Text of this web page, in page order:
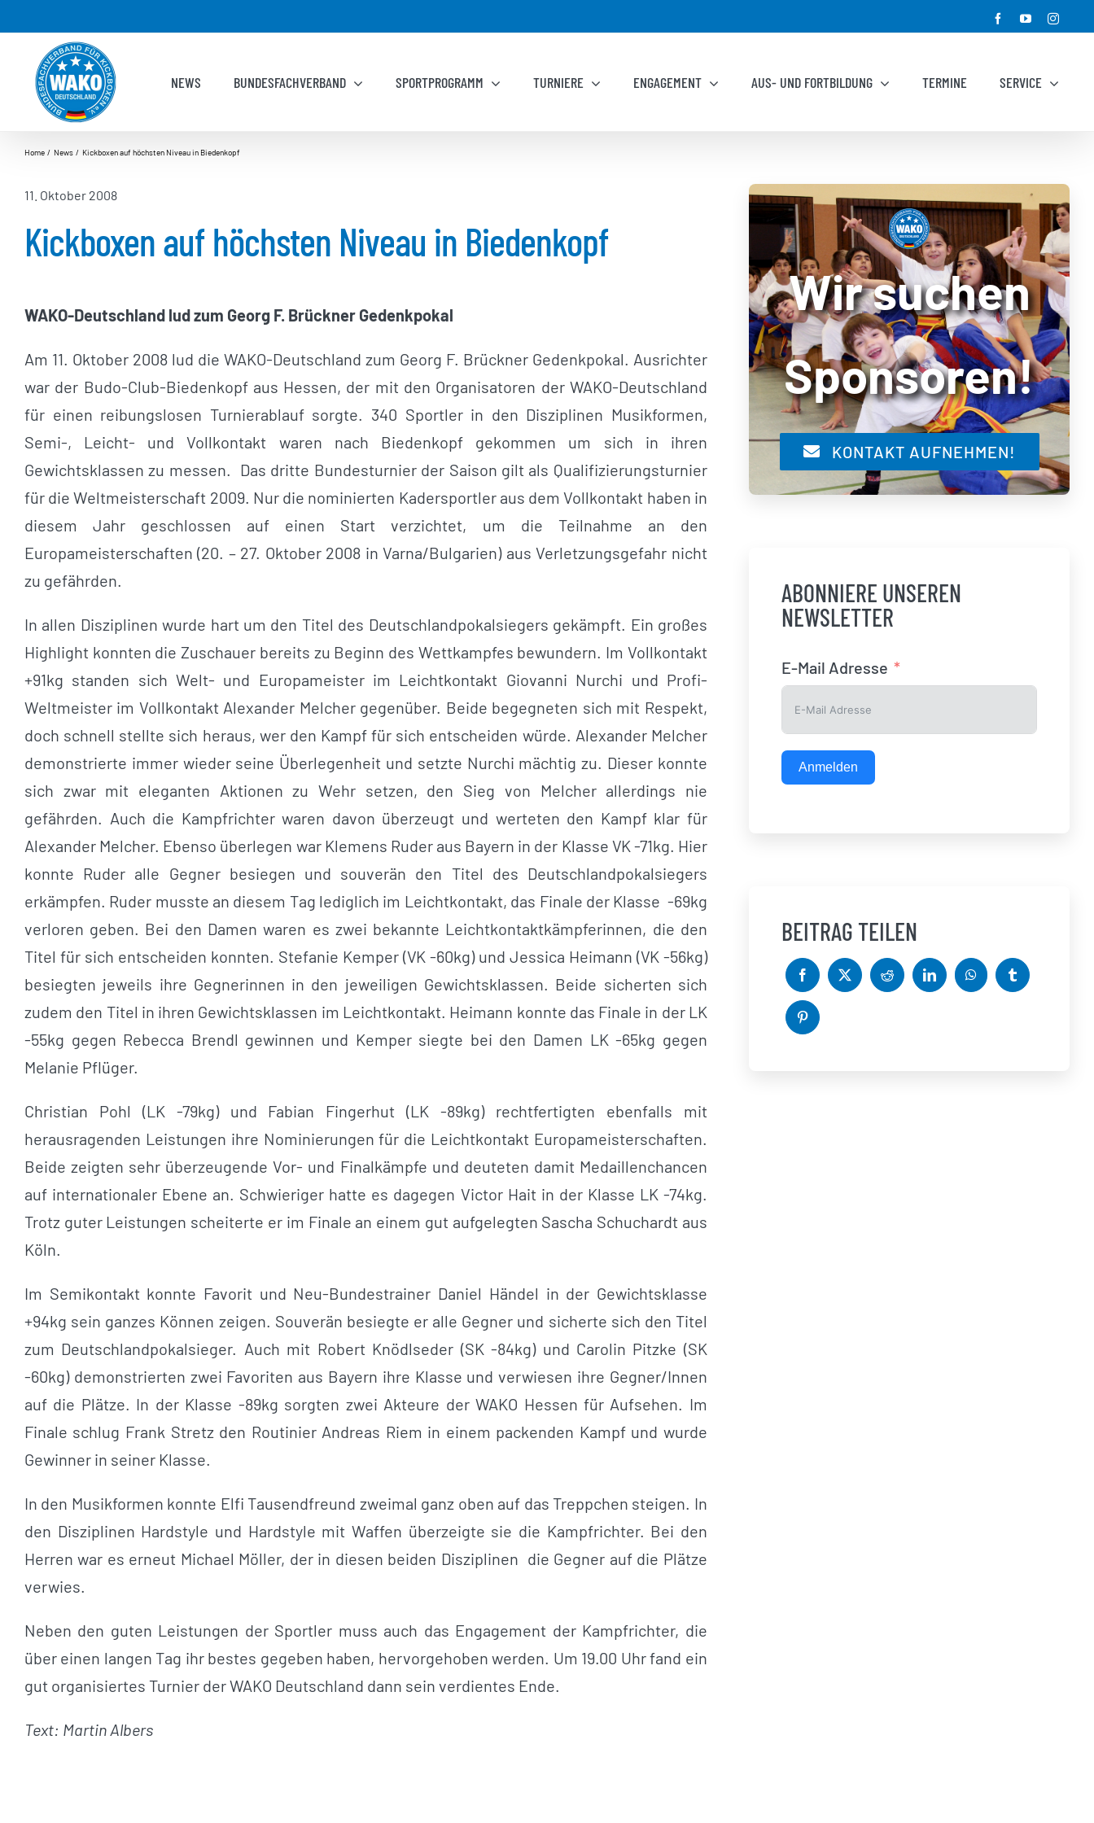
springen
FacebookYouTube
NEWS BUNDESFACHVERBAND SPORTPROGRAMM TURNIERE ENGAGEMENT AUS- UND FORTBILDUNG TERMINE SERVICE
Home News Kickboxen auf höchsten Niveau in Biedenkopf
11. Oktober 2008
Kickboxen auf höchsten Niveau in Biedenkopf
WAKO-Deutschland lud zum Georg F. Brückner Gedenkpokal
Am 11. Oktober 2008 lud die WAKO-Deutschland zum Georg F. Brückner Gedenkpokal. Ausrichter
war der Budo-Club-Biedenkopf aus Hessen, der mit den Organisatoren der WAKO-Deutschland
für einen reibungslosen Turnierablauf sorgte. 340 Sportler in den Disziplinen Musikformen,
Semi-, Leicht- und Vollkontakt waren nach Biedenkopf gekommen um sich in ihren
Gewichtsklassen zu messen. Das dritte Bundesturnier der Saison gilt als Qualifizierungsturnier
für die Weltmeisterschaft 2009. Nur die nominierten Kadersportler aus dem Vollkontakt haben in
diesem Jahr geschlossen auf einen Start verzichtet, um die Teilnahme an den
Europameisterschaften (20. – 27. Oktober 2008 in Varna/Bulgarien) aus Verletzungsgefahr nicht
zu gefährden.
In allen Disziplinen wurde hart um den Titel des Deutschlandpokalsiegers gekämpft. Ein großes
Highlight konnten die Zuschauer bereits zu Beginn des Wettkampfes bewundern. Im Vollkontakt
+91kg standen sich Welt- und Europameister im Leichtkontakt Giovanni Nurchi und Profi-
Weltmeister im Vollkontakt Alexander Melcher gegenüber. Beide begegneten sich mit Respekt,
doch schnell stellte sich heraus, wer den Kampf für sich entscheiden würde. Alexander Melcher
demonstrierte immer wieder seine Überlegenheit und setzte Nurchi mächtig zu. Dieser konnte
sich zwar mit eleganten Aktionen zu Wehr setzen, den Sieg von Melcher allerdings nie
gefährden. Auch die Kampfrichter waren davon überzeugt und werteten den Kampf klar für
Alexander Melcher. Ebenso überlegen war Klemens Ruder aus Bayern in der Klasse VK -71kg. Hier
konnte Ruder alle Gegner besiegen und souverän den Titel des Deutschlandpokalsiegers
erkämpfen. Ruder musste an diesem Tag lediglich im Leichtkontakt, das Finale der Klasse -69kg
verloren geben. Bei den Damen waren es zwei bekannte Leichtkontaktkämpferinnen, die den
Titel für sich entscheiden konnten. Stefanie Kemper (VK -60kg) und Jessica Heimann (VK -56kg)
besiegten jeweils ihre Gegnerinnen in den jeweiligen Gewichtsklassen. Beide sicherten sich
zudem den Titel in ihren Gewichtsklassen im Leichtkontakt. Heimann konnte das Finale in der LK
-55kg gegen Rebecca Brendl gewinnen und Kemper siegte bei den Damen LK -65kg gegen
Melanie Pflüger.
Christian Pohl (LK -79kg) und Fabian Fingerhut (LK -89kg) rechtfertigten ebenfalls mit
herausragenden Leistungen ihre Nominierungen für die Leichtkontakt Europameisterschaften.
Beide zeigten sehr überzeugende Vor- und Finalkämpfe und deuteten damit Medaillenchancen
auf internationaler Ebene an. Schwieriger hatte es dagegen Victor Hait in der Klasse LK -74kg.
Trotz guter Leistungen scheiterte er im Finale an einem gut aufgelegten Sascha Schuchardt aus
Köln.
Im Semikontakt konnte Favorit und Neu-Bundestrainer Daniel Händel in der Gewichtsklasse
+94kg sein ganzes Können zeigen. Souverän besiegte er alle Gegner und sicherte sich den Titel
zum Deutschlandpokalsieger. Auch mit Robert Knödlseder (SK -84kg) und Carolin Pitzke (SK
-60kg) demonstrierten zwei Favoriten aus Bayern ihre Klasse und verwiesen ihre Gegner/Innen
auf die Plätze. In der Klasse -89kg sorgten zwei Akteure der WAKO Hessen für Aufsehen. Im
Finale schlug Frank Stretz den Routinier Andreas Riem in einem packenden Kampf und wurde
Gewinner in seiner Klasse.
In den Musikformen konnte Elfi Tausendfreund zweimal ganz oben auf das Treppchen steigen. In
den Disziplinen Hardstyle und Hardstyle mit Waffen überzeigte sie die Kampfrichter. Bei den
Herren war es erneut Michael Möller, der in diesen beiden Disziplinen die Gegner auf die Plätze
verwies.
Neben den guten Leistungen der Sportler muss auch das Engagement der Kampfrichter, die
über einen langen Tag ihr bestes gegeben haben, hervorgehoben werden. Um 19.00 Uhr fand ein
gut organisiertes Turnier der WAKO Deutschland dann sein verdientes Ende.
Text: Martin Albers
Wir suchen
Sponsoren!
KONTAKT AUFNEHMEN!
ABONNIERE UNSEREN
NEWSLETTER
E-Mail Adresse
Anmelden
BEITRAG TEILEN